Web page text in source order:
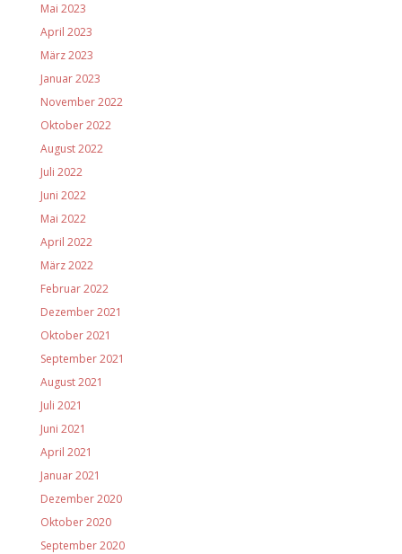
Mai 2023
April 2023
März 2023
Januar 2023
November 2022
Oktober 2022
August 2022
Juli 2022
Juni 2022
Mai 2022
April 2022
März 2022
Februar 2022
Dezember 2021
Oktober 2021
September 2021
August 2021
Juli 2021
Juni 2021
April 2021
Januar 2021
Dezember 2020
Oktober 2020
September 2020